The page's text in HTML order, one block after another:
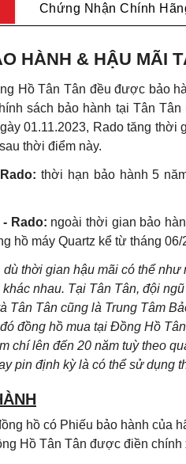
Chứng Nhận Chính
HÀNH & HẬU MÃI
Hồ Tân Tân đều được bảo
sách bảo hành tại Tân
01.11.2023, Rado tăng thời
thời điểm này.
thời hạn bảo hành 5
Rado: ngoài thời gian bảo
hồ máy Quartz kể từ tháng 06/
thời gian hậu mãi có thể
nhau. Tại Tân Tân, đội
Tân Tân cũng là Trung Tâm
đồng hồ mua tại Đồng Hồ
chí lên đến 20 năm tuỳ theo
pin định kỳ là có thể sử dụng
hồ có Phiếu bảo hành của
Hồ Tân Tân được điền chính